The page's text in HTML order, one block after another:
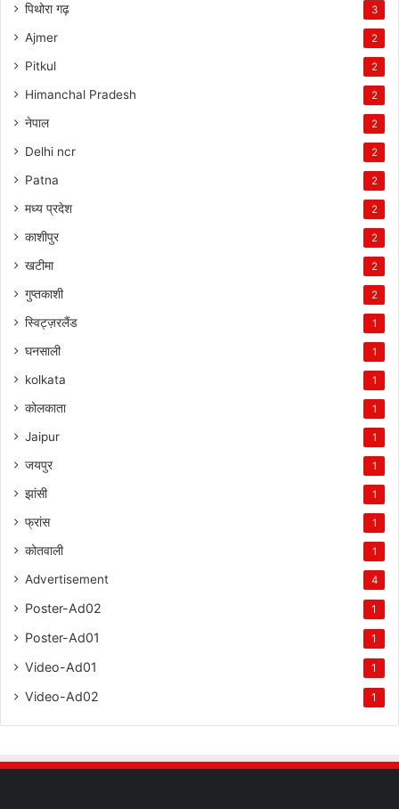
पिथोरा गढ़ 3
Ajmer 2
Pitkul 2
Himanchal Pradesh 2
नेपाल 2
Delhi ncr 2
Patna 2
मध्य प्रदेश 2
काशीपुर 2
खटीमा 2
गुप्तकाशी 2
स्विट्ज़रलैंड 1
घनसाली 1
kolkata 1
कोलकाता 1
Jaipur 1
जयपुर 1
झांसी 1
फ्रांस 1
कोतवाली 1
Advertisement 4
Poster-Ad02 1
Poster-Ad01 1
Video-Ad01 1
Video-Ad02 1